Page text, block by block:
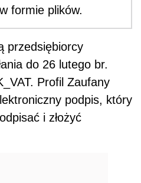
formie plików.
przedsiębiorcy
do 26 lutego br.
Profil Zaufany
podpis, który
i złożyć